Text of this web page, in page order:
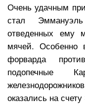
Очень удачным
стал
отведенных ему
мячей. Особенно
форварда
подопечные
оказались на